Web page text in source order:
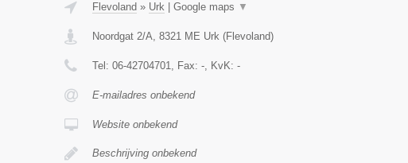
Flevoland » Urk| Google maps ▼
Noordgat 2/A, 8321 ME Urk(Flevoland)
Tel: 06-42704701, Fax: -, KvK: -
E-mailadres onbekend
Website onbekend
Beschrijving onbekend